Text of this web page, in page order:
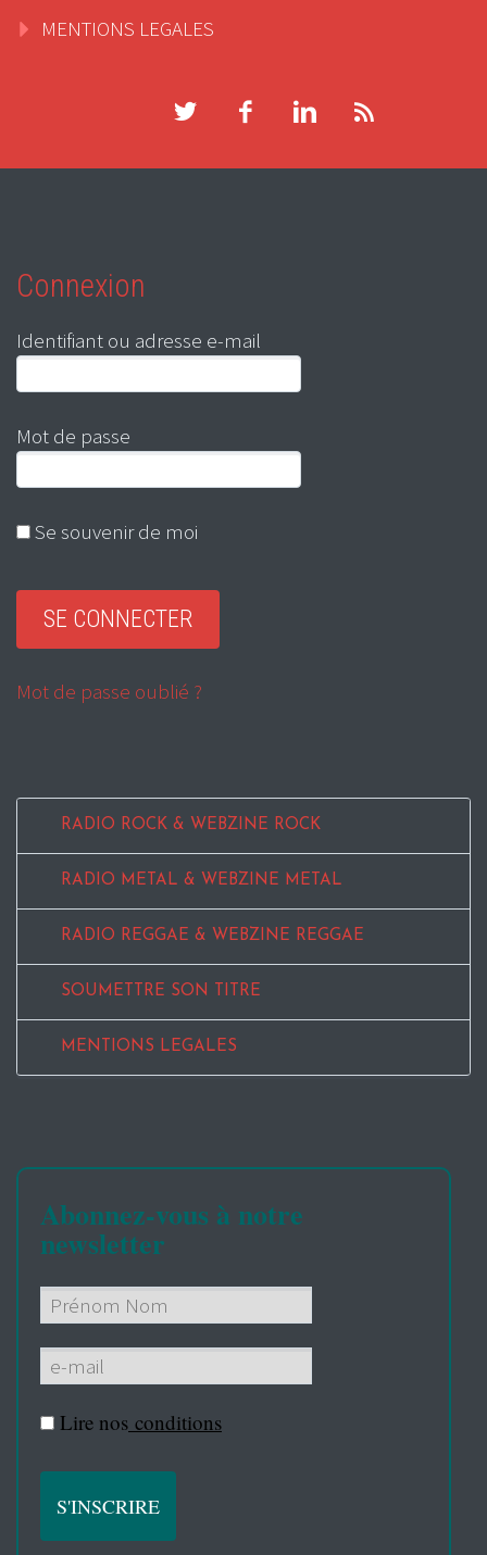
MENTIONS LEGALES
Connexion
Identifiant ou adresse e-mail
Mot de passe
Se souvenir de moi
Mot de passe oublié ?
RADIO ROCK & WEBZINE ROCK
RADIO METAL & WEBZINE METAL
RADIO REGGAE & WEBZINE REGGAE
SOUMETTRE SON TITRE
MENTIONS LEGALES
Abonnez-vous à notre
newsletter
Lire nos conditions